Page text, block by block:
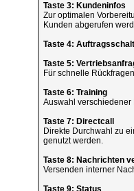
Taste 3: Kundeninfos
Zur optimalen
Kunden abgerufen
Taste 4:
Taste 5:
Für schnelle
Taste 6: Training
Auswahl verschiedener
Taste 7: Directcall
Direkte Durchwahl zu
genutzt werden.
Taste 8: Nachrichten
Versenden interner